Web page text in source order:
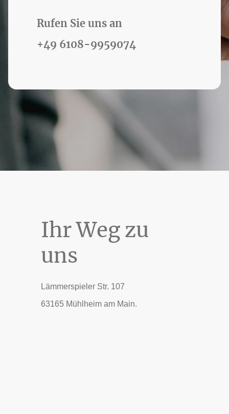
Rufen Sie uns an
+49 6108-9959074
Ihr Weg zu
uns
Lämmerspieler Str. 107
63165 Mühlheim am Main.